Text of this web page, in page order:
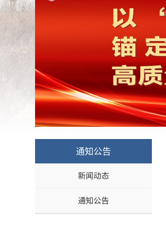
通知公告
新闻动态
通知公告